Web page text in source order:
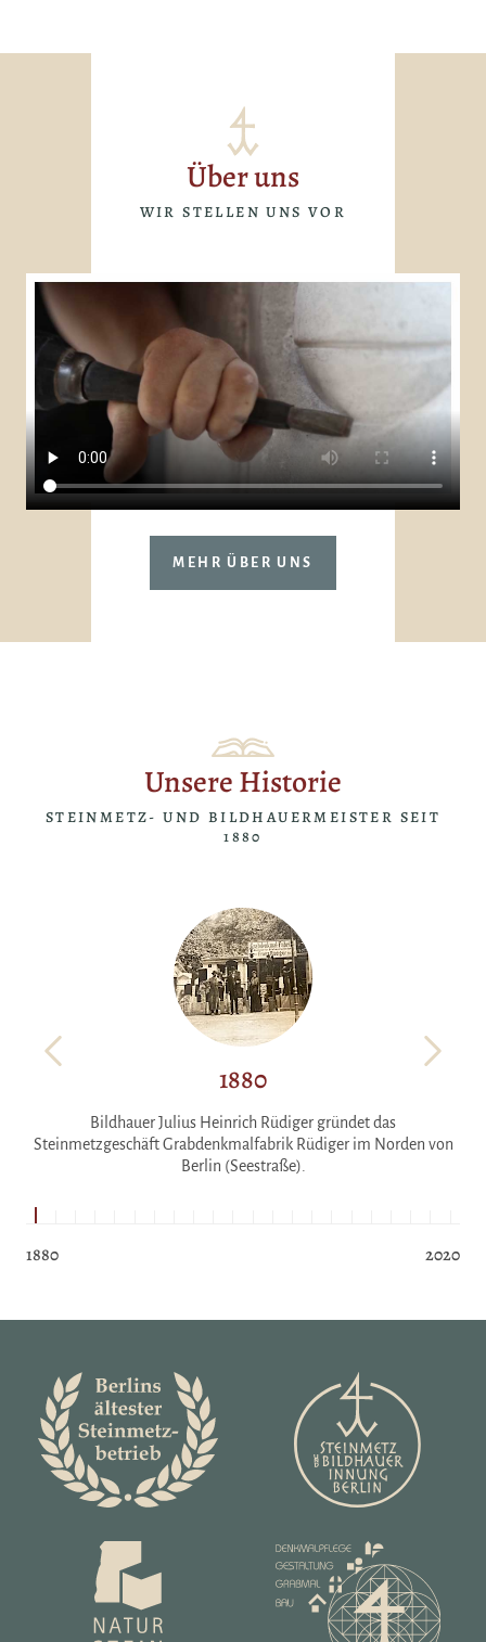
Über uns
WIR STELLEN UNS VOR
MEHR ÜBER UNS
Unsere Historie
STEINMETZ- UND BILDHAUERMEISTER SEIT
1880
1880
Bildhauer Julius Heinrich Rüdiger gründet das
Steinmetzgeschäft Grabdenkmalfabrik Rüdiger im Norden von
Berlin (Seestraße).
1880 2020